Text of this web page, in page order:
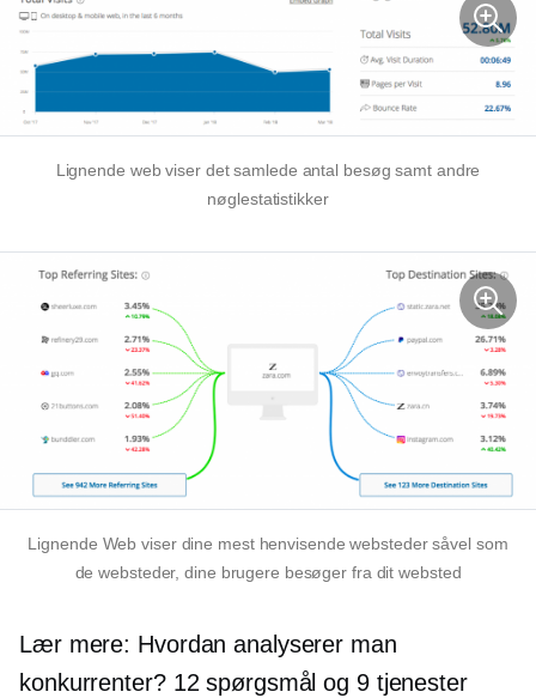
Lignende web viser det samlede antal besøg samt andre
nøglestatistikker
Lignende Web viser dine mest henvisende websteder såvel som
de websteder, dine brugere besøger fra dit websted
Lær mere: Hvordan analyserer man
konkurrenter? 12 spørgsmål og 9 tjenester